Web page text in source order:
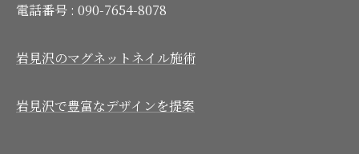
電話番号 : 090-7654-8078
岩見沢のマグネットネイル施術
岩見沢で豊富なデザインを提案